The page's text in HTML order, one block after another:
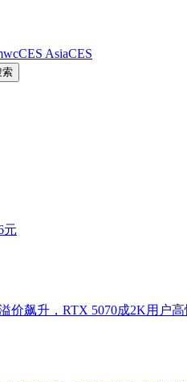
CES AsiaCES
元
价飙升，RTX 5070成2K用户